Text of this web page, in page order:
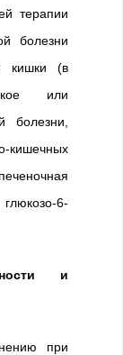
терапии
болезни
кишки (в
или
болезни,
6-
и
при